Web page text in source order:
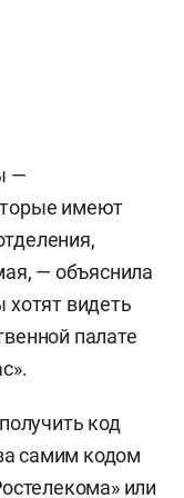
—
имеют
— объяснила
видеть
палате
код
самим кодом
или